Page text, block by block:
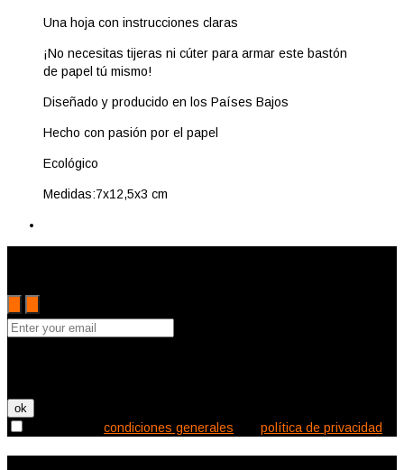
Una hoja con instrucciones claras
¡No necesitas tijeras ni cúter para armar este bastón
de papel tú mismo!
Diseñado y producido en los Países Bajos
Hecho con pasión por el papel
Ecológico
Medidas:7x12,5x3 cm
condiciones generales política de privacidad